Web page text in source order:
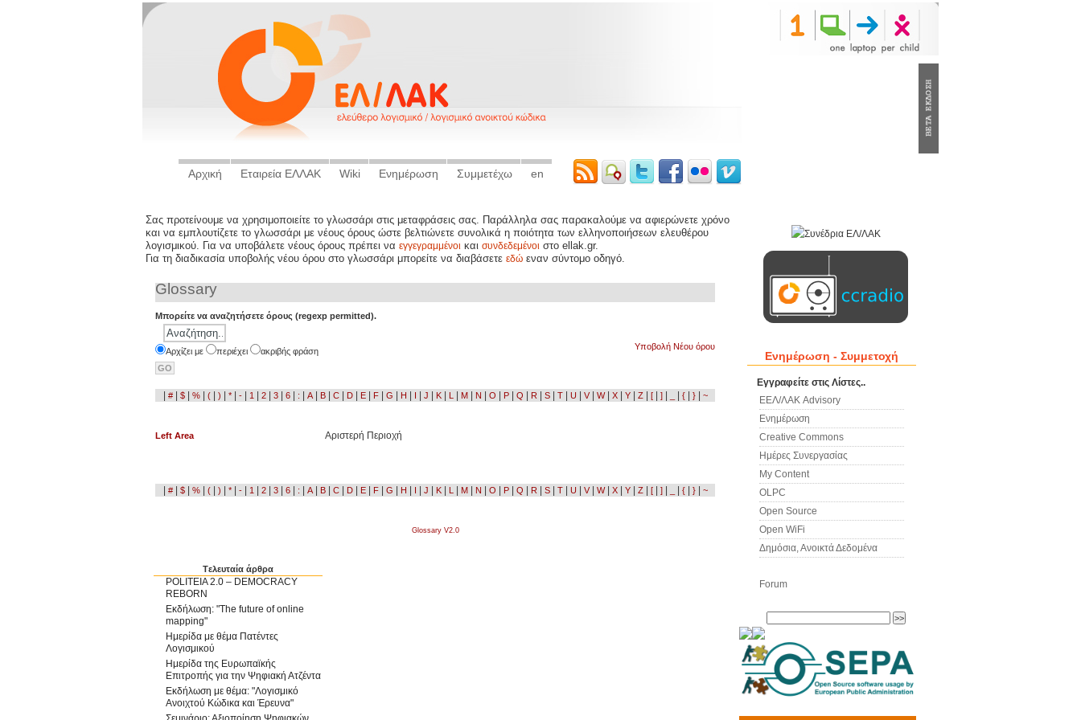
Αρχική Εταιρεία ΕΛΛΑΚ Wiki Ενημέρωση Συμμετέχω en
Σας προτείνουμε να χρησιμοποιείτε το γλωσσάρι στις μεταφράσεις σας. Παράλληλα σας παρακαλούμε να αφιερώνετε χρόνο
και να εμπλουτίζετε το γλωσσάρι με νέους όρους ώστε βελτιώνετε συνολικά η ποιότητα των ελληνοποιήσεων ελευθέρου
λογισμικού. Για να υποβάλετε νέους όρους πρέπει να εγγεγραμμένοι και συνδεδεμένοι στο ellak.gr.
Για τη διαδικασία υποβολής νέου όρου στο γλωσσάρι μπορείτε να διαβάσετε εδώ εναν σύντομο οδηγό.
Glossary
Μπορείτε να αναζητήσετε όρους (regexp permitted).
Aρχίζει με περιέχει ακριβής φράση Yποβολή Νέου όρου
| #| $| %| (| ) | *| -| 1 | 2| 3| 6| : | A| B| C| D| E| F| G | H | I | J | K| L | M| N | O | P| Q | R | S| T| U | V| W| X| Y| Z | [| ]| | {| }| ~
Left Area Αριστερή Περιοχή
| #| $| %| (| ) | *| -| 1 | 2| 3| 6| : | A| B| C| D| E| F| G | H | I | J | K| L | M| N | O | P| Q | R | S| T| U | V| W| X| Y| Z | [| ]| | {| }| ~
Glossary V2.0
Ενημέρωση - Συμμετοχή
Εγγραφείτε στις Λίστες..
ΕΕΛ/ΛΑΚ Advisory
Ενημέρωση
Creative Commons
Ημέρες Συνεργασίας
My Content
OLPC
Open Source
Open WiFi
Δημόσια, Ανοικτά Δεδομένα
Forum
Tελευταία άρθρα
POLITEIA 2.0 – DEMOCRACY
REBORN
Εκδήλωση: "The future of online
mapping"
Ημερίδα με θέμα Πατέντες
Λογισμικού
Ημερίδα της Ευρωπαϊκής
Επιτροπής για την Ψηφιακή Ατζέντα
Εκδήλωση με θέμα: "Λογισμικό
Ανοιχτού Κώδικα και Έρευνα"